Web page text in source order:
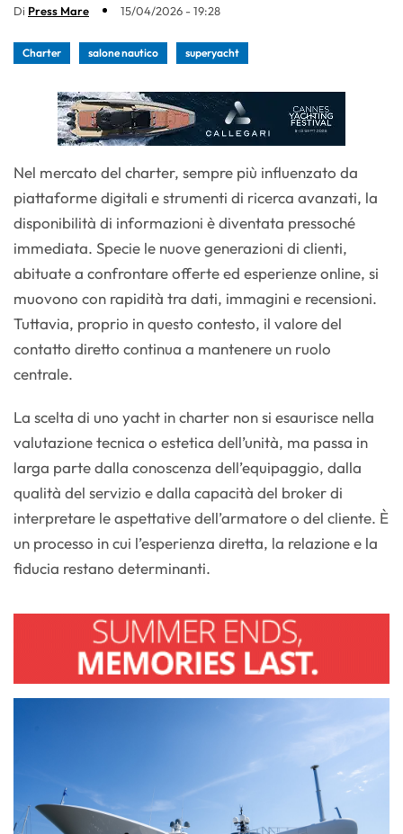
Di Press Mare 15/04/2026 - 19:28
Charter salone nautico superyacht
Nel mercato del charter, sempre più influenzato da
piattaforme digitali e strumenti di ricerca avanzati, la
disponibilità di informazioni è diventata pressoché
immediata. Specie le nuove generazioni di clienti,
abituate a confrontare offerte ed esperienze online, si
muovono con rapidità tra dati, immagini e recensioni.
Tuttavia, proprio in questo contesto, il valore del
contatto diretto continua a mantenere un ruolo
centrale.
La scelta di uno yacht in charter non si esaurisce nella
valutazione tecnica o estetica dell’unità, ma passa in
larga parte dalla conoscenza dell’equipaggio, dalla
qualità del servizio e dalla capacità del broker di
interpretare le aspettative dell’armatore o del cliente. È
un processo in cui l’esperienza diretta, la relazione e la
fiducia restano determinanti.